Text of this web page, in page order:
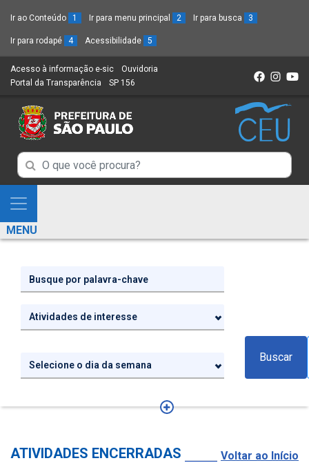
Ir ao Conteúdo 1 Ir para menu principal 2 Ir para busca 3
Ir para rodapé 4 Acessibilidade 5
Acesso à informação e-sic (Link
para
novo
sítio)
Ouvidoria
Portal da Transparência (Link
um
novo
SP 156
Campo
de
Busca
de
Campo
de
de
informações
Mostra
e
Esconde
Menu
MENU
Atividades de interesse
Selecione o dia da semana
Buscar
ATIVIDADES ENCERRADAS Voltar ao Início